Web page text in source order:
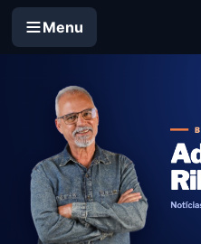
Menu